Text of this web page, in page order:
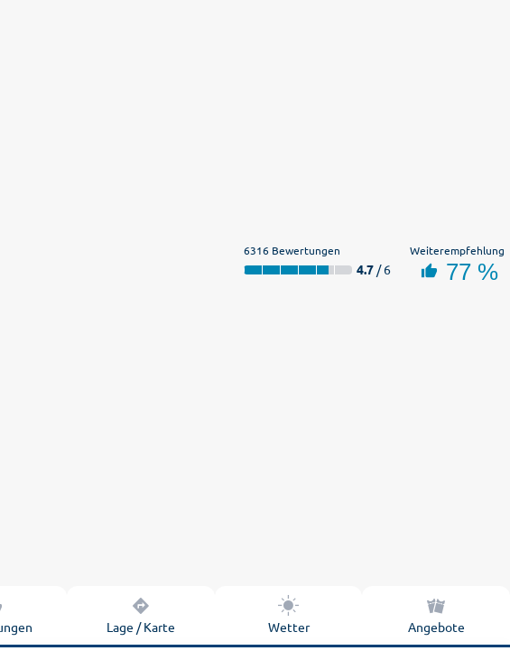
6316 Bewertungen
4.7 / 6
Weiterempfehlung
77 %
Lage / Karte Wetter Angebote